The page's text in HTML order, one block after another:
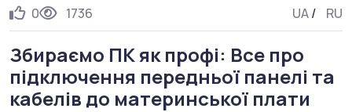
0 1736 UA/ RU
Збираємо ПК як профі: Все про
підключення передньої панелі та
кабелів до материнської плати